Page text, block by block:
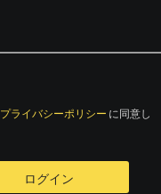
プライバシーポリシー に同意し
ログイン